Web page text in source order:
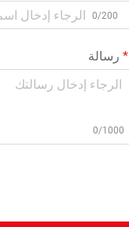
0/200
رسالة
0/1000